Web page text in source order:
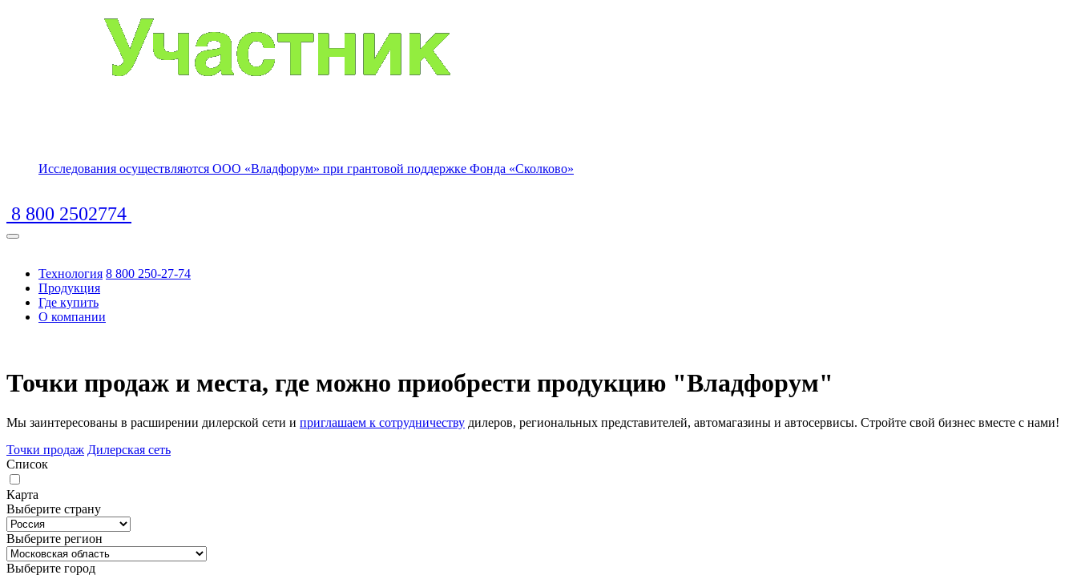
Исследования осуществляются ООО «Владфорум» при грантовой поддержке Фонда «Сколково»
8 800 2502774
Технология
Продукция
Где купить
О компании
8 800 250-27-74
Точки продаж и места, где можно приобрести продукцию "Владфорум"
Мы заинтересованы в расширении дилерской сети и приглашаем к сотрудничеству дилеров, региональных представителей, автомагазины и автосервисы. Стройте свой бизнес вместе с нами!
Точки продаж Дилерская сеть
Список
Карта
Выберите страну
Выберите регион
Выберите город